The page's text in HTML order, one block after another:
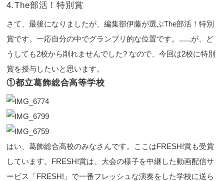
4.The部活！特別賞
さて、最後になりましたが、編集部伊藤が選ぶThe部活！特別
賞です。一応自分の中でグランプリ的な位置です。......が、ど
うしても2校から削れませんでした? なので、今回は2校に特別
賞を授与したいと思います。
①都立葛飾総合高等学校
はい、葛飾総合高校のみなさんです。ここはFRESH!賞も受賞
しています。FRESH!賞は、大会の様子を中継した動画配信サ
ービス「FRESH!」で一番フレッシュな演奏をした学校に送ら